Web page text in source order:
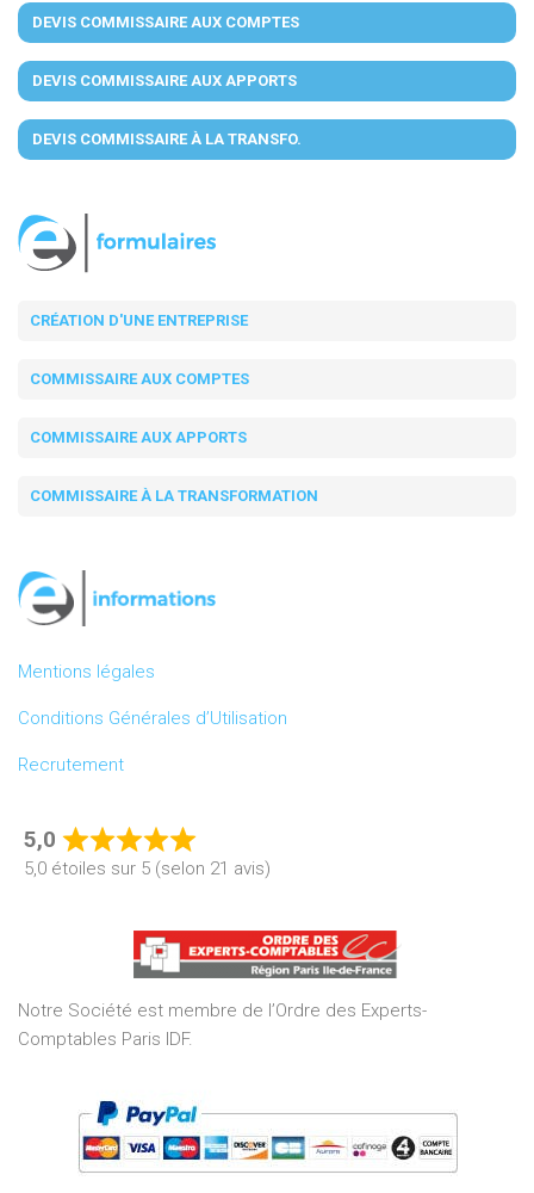
DEVIS COMMISSAIRE AUX COMPTES
DEVIS COMMISSAIRE AUX APPORTS
DEVIS COMMISSAIRE À LA TRANSFO.
CRÉATION D'UNE ENTREPRISE
COMMISSAIRE AUX COMPTES
COMMISSAIRE AUX APPORTS
COMMISSAIRE À LA TRANSFORMATION
Mentions légales
Conditions Générales d’Utilisation
Recrutement
5,0
Rated
5,0
of
5
5,0 étoiles sur 5 (selon 21 avis)
Notre Société est membre de l’Ordre des Experts-
Comptables Paris IDF.